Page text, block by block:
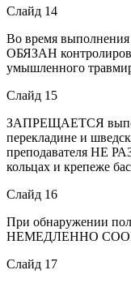
Слайд 14
Во время
ОБЯЗАН
умышленного
Слайд 15
ЗАПРЕЩАЕТСЯ
перекладине и
преподавателя НЕ
кольцах и крепеже
Слайд 16
При обнаружении
НЕМЕДЛЕННО
Слайд 17